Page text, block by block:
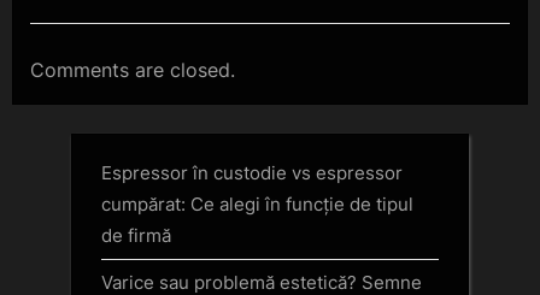
Comments are closed.
Espressor în custodie vs espressor
cumpărat: Ce alegi în funcție de tipul
de firmă
Varice sau problemă estetică? Semne